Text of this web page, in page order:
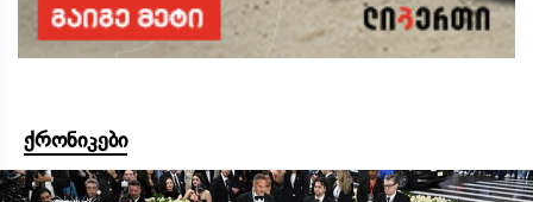
ქრონიკები